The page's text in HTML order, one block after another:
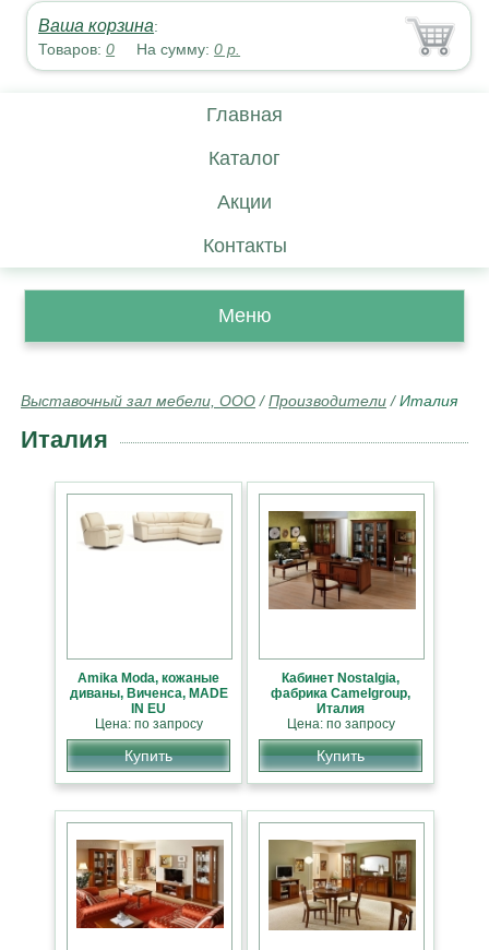
Ваша корзина:
Товаров:0 На сумму:0 р.
Главная
Каталог
Акции
Контакты
Меню
Выставочный зал мебели, ООО /Производители /Италия
Италия
Amika Moda, кожаные
диваны, Виченса, MADE
IN EU
Цена: по запросу
Купить
Кабинет Nostalgia,
фабрика Camelgroup,
Италия
Цена: по запросу
Купить